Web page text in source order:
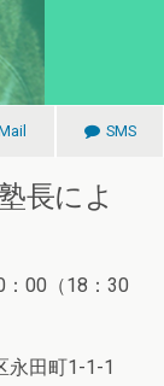
SMS
長によ
：00（18：30
永田町1-1-1